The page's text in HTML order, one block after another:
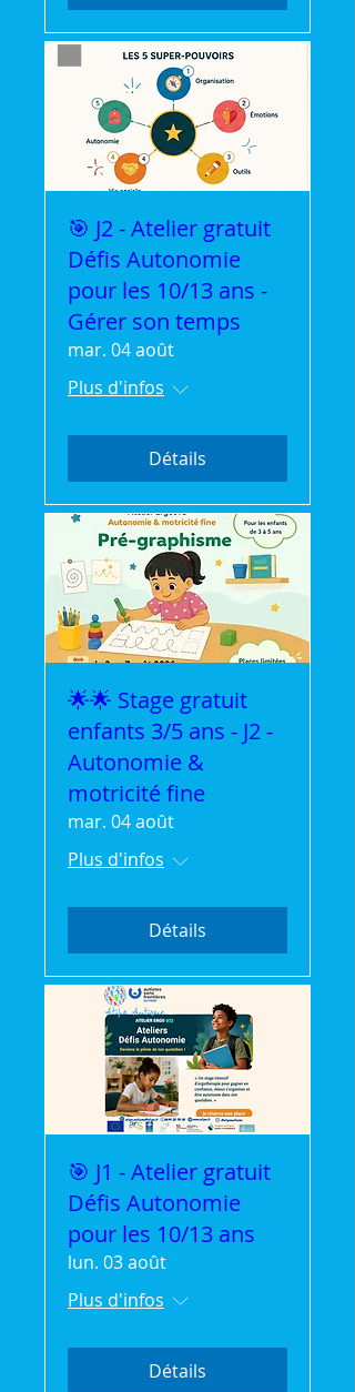
🎯 J2 - Atelier gratuit
Défis Autonomie
pour les 10/13 ans -
Gérer son temps
mar. 04 août
Plus d'infos
Détails
🌟🌟 Stage gratuit
enfants 3/5 ans - J2 -
Autonomie &
motricité fine
mar. 04 août
Plus d'infos
Détails
🎯 J1 - Atelier gratuit
Défis Autonomie
pour les 10/13 ans
lun. 03 août
Plus d'infos
Détails